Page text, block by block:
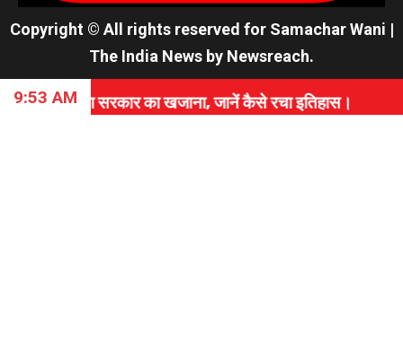
Copyright © All rights reserved for Samachar Wani |
The India News by Newsreach.
9:53 AM
सरकार का खजाना, जानें कैसे रचा इतिहास। ⇝ PAK